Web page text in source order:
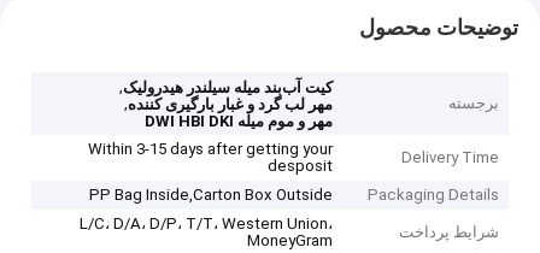
توضیحات محصول
برجسته
کیت آب‌بند میله سیلندر هیدرولیک,
مهر لب گرد و غبار بارگیری کننده,
مهر و موم میله DWI HBI DKI
Delivery Time
Within 3-15 days after getting your
desposit
Packaging Details
PP Bag Inside,Carton Box Outside
شرایط پرداخت
L/C، D/A، D/P، T/T، Western Union،
MoneyGram